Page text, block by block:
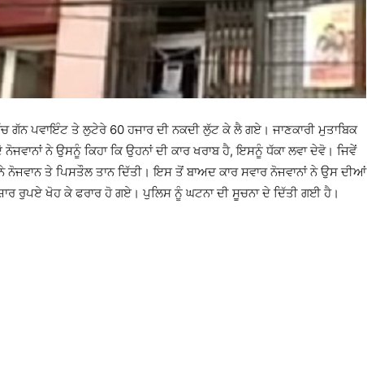
ਗੱਨ ਪਵਾਇੰਟ ਤੇ ਲੁਟੇਰੇ 60 ਹਜਾਰ ਦੀ ਨਕਦੀ ਲੁੱਟ ਕੇ ਲੈ ਗਏ। ਜਾਣਕਾਰੀ ਮੁਤਾਬਿਕ
ਨੇ ਉਸਨੂੰ ਕਿਹਾ ਕਿ ਉਹਨਾਂ ਦੀ ਕਾਰ ਖਰਾਬ ਹੈ, ਇਸਨੂੰ ਧੱਕਾ ਲਵਾ ਦੇਵੋ। ਜਿਵੇਂ
ਨੋਜਵਾਨ ਤੇ ਪਿਸਤੌਲ ਤਾਨ ਦਿੱਤੀ। ਇਸ ਤੋਂ ਬਾਅਦ ਕਾਰ ਸਵਾਰ ਨੋਜਵਾਨਾਂ ਨੇ ਉਸ ਦੀਆਂ
ਰੁਪਏ ਖੋਹ ਕੇ ਫਰਾਰ ਹੋ ਗਏ। ਪੁਲਿਸ ਨੂੰ ਘਟਨਾ ਦੀ ਸੂਚਨਾ ਦੇ ਦਿੱਤੀ ਗਈ ਹੈ।